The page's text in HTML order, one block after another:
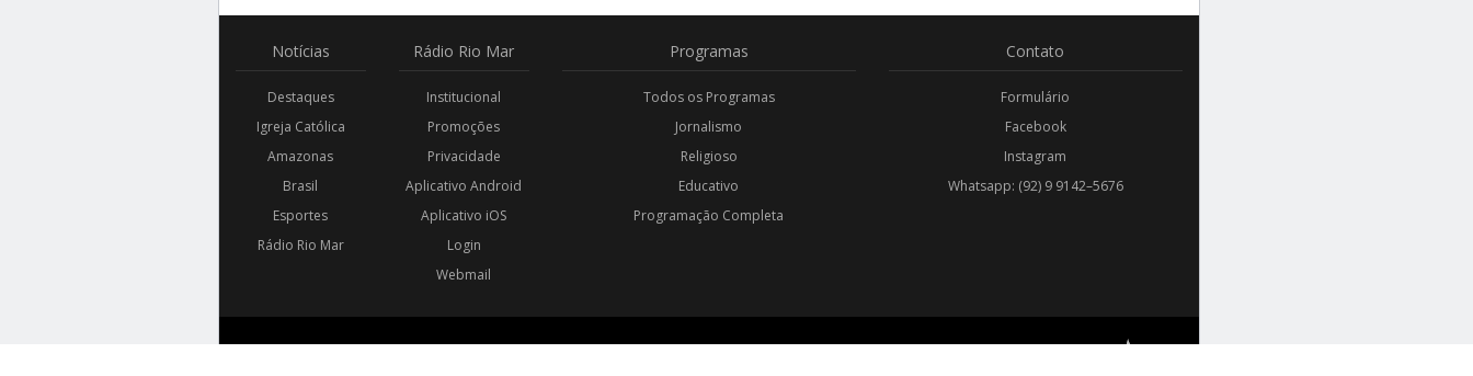
Notícias
Destaques
Igreja Católica
Amazonas
Brasil
Esportes
Rádio Rio Mar
Rádio Rio Mar
Institucional
Promoções
Privacidade
Aplicativo Android
Aplicativo iOS
Login
Webmail
Programas
Todos os Programas
Jornalismo
Religioso
Educativo
Programação Completa
Contato
Formulário
Facebook
Instagram
Whatsapp: (92) 9 9142–5676